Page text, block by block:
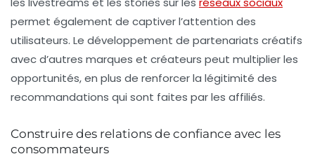
permet également de captiver l’attention des
utilisateurs. Le développement de partenariats créatifs
avec d’autres marques et créateurs peut multiplier les
opportunités, en plus de renforcer la légitimité des
recommandations qui sont faites par les affiliés.
Construire des relations de confiance avec les
consommateurs